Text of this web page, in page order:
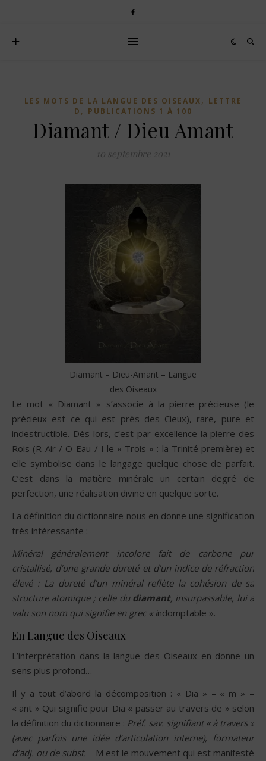
LES MOTS DE LA LANGUE DES OISEAUX, LETTRE
D , PUBLICATIONS 1 À 100
Diamant / Dieu Amant
10 septembre 2021
Diamant – Dieu-Amant – Langue
des Oiseaux
Le mot « Diamant » s’associe à la pierre précieuse (le
précieux est ce qui est près des Cieux), rare, pure et
indestructible. Dès lors, c’est par excellence la pierre des
Rois (R-Air / O-Eau / I le « Trois » : la Trinité première) et
elle symbolise dans le langage quelque chose de parfait.
C’est dans la matière minérale un certain degré de
perfection, une réalisation divine en quelque sorte.
La définition du dictionnaire nous en donne une signification
très intéressante :
Minéral généralement incolore fait de carbone pur
cristallisé, d’une grande dureté et d’un indice de réfraction
élevé : La dureté d’un minéral reflète la cohésion de sa
structure atomique ; celle du diamant, insurpassable, lui a
valu son nom qui signifie en grec « indomptable ».
En Langue des Oiseaux
L’interprétation dans la langue des Oiseaux en donne un
sens plus profond…
Il y a tout d’abord la décomposition : « Dia » – « m » –
« ant » Qui signifie pour Dia « passer au travers de » selon
la définition du dictionnaire : Préf. sav. signifiant « à travers »
(avec parfois une idée d’articulation interne), formateur
d’adj. ou de subst. – M est le mouvement qui est manifesté